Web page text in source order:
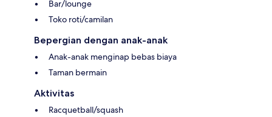
Bar/lounge
Toko roti/camilan
Bepergian dengan anak-anak
Anak-anak menginap bebas biaya
Taman bermain
Aktivitas
Racquetball/squash